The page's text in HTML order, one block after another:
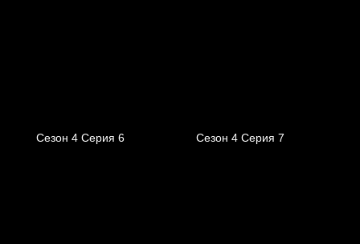
Сезон 4 Серия 6 Сезон 4 Серия 7